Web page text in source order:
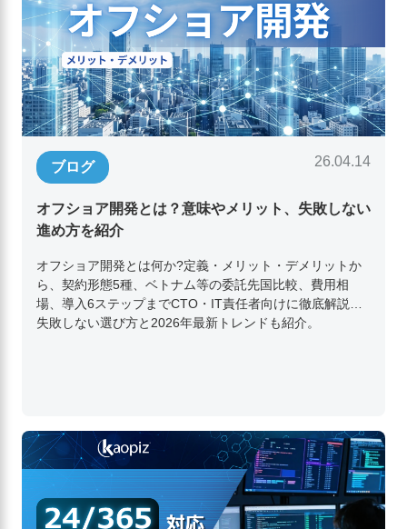
ブログ 26.04.14
オフショア開発とは？意味やメリット、失敗しない
進め方を紹介
オフショア開発とは何か?定義・メリット・デメリットか
ら、契約形態5種、ベトナム等の委託先国比較、費用相
場、導入6ステップまでCTO・IT責任者向けに徹底解説。
失敗しない選び方と2026年最新トレンドも紹介。